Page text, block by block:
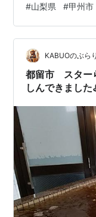
アでは 昔からぶ
の生産地として
こちらのぶどうの
ンレストラン バ
っています。 甲
#山梨県 #甲州市
KABUOのぶら
都留市 スター
しんできまし